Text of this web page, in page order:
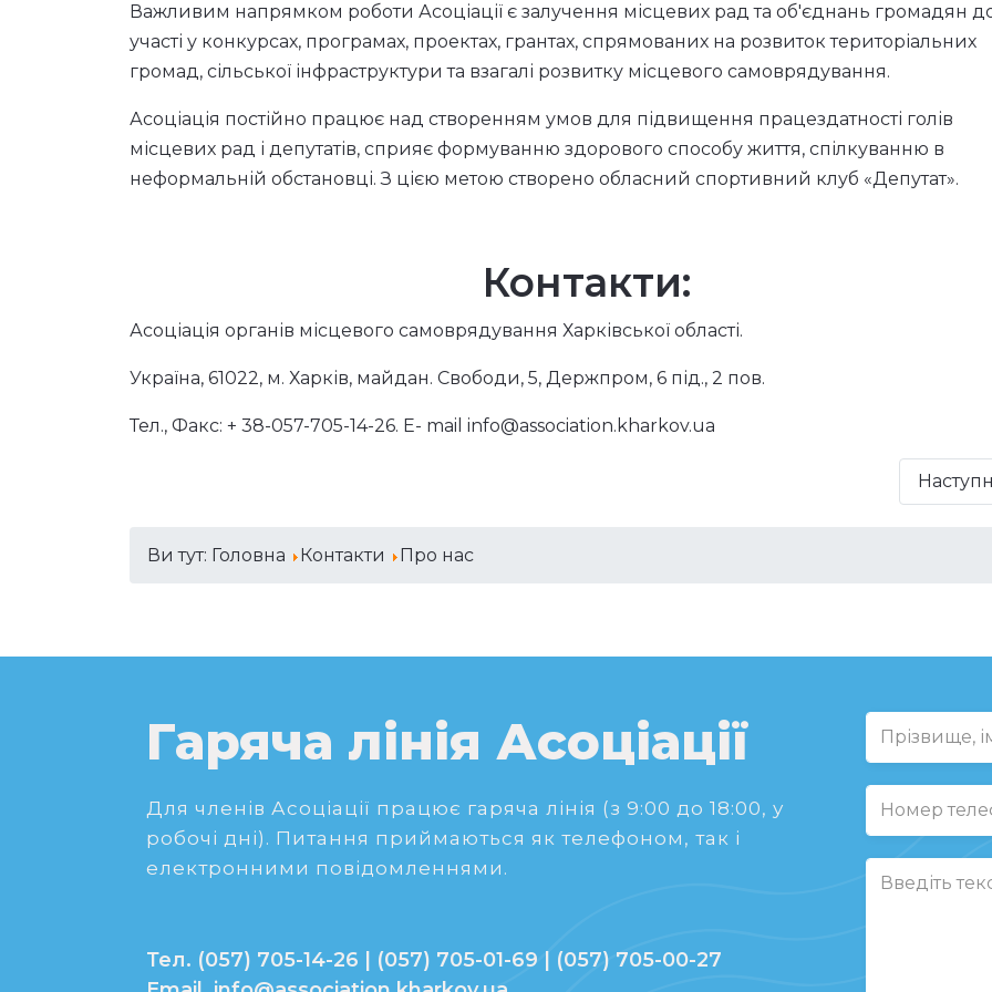
Важливим напрямком роботи Асоціації є залучення місцевих рад та об'єднань громадян
участі у конкурсах, програмах, проектах, грантах, спрямованих на розвиток територіальних
громад, сільської інфраструктури та взагалі розвитку місцевого самоврядування.
Асоціація постійно працює над створенням умов для підвищення працездатності голів
місцевих рад і депутатів, сприяє формуванню здорового способу життя, спілкуванню в
неформальній обстановці. З цією метою створено обласний спортивний клуб «Депутат».
Контакти:
Асоціація органів місцевого самоврядування Харківської області.
Україна, 61022, м. Харків, майдан. Свободи, 5, Держпром, 6 під., 2 пов.
Тел., Факс: + 38-057-705-14-26. E- mail info@association.kharkov.ua
Ви тут: Головна Контакти Про нас
Гаряча лінія Асоціації
Для членів Асоціації працює гаряча лінія (з 9:00 до 18:00, у
робочі дні). Питання приймаються як телефоном, так і
електронними повідомленнями.
Тел. (057) 705-14-26 | (057) 705-01-69 | (057) 705-00-27